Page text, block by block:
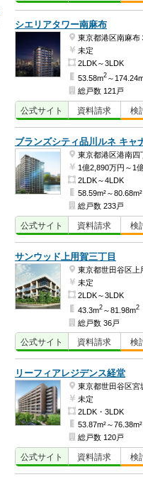
シエリアタワー南麻布
東京都港区南麻布
未定
2LDK～3LDK
53.58m2 ～
総戸数 121戸
公式サイト 資料請求 検
ブランズシティ品川ルネ キャ
東京都港区港南四
1億2,890万円～1
2LDK～4LDK
58.59m²～80.68m²
総戸数 233戸
公式サイト 資料請求 検
サンウッド上用賀三丁目
東京都世田谷区上
未定
2LDK～3LDK
43.3m2 ～81.98m2
総戸数 36戸
公式サイト 資料請求 検
リーフィアレジデンス経堂
東京都世田谷区宮
未定
2LDK・3LDK
53.87m²～76.38m²
総戸数 120戸
公式サイト 資料請求 検